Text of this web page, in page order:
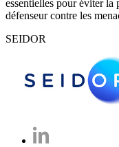
essentielles pour éviter
défenseur contre les
SEIDOR